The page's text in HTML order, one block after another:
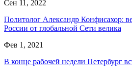
Сен 11, 2022
Политолог Александр Конфисахор:
России от глобальной Сети велика
Фев 1, 2021
В конце рабочей недели Петербург